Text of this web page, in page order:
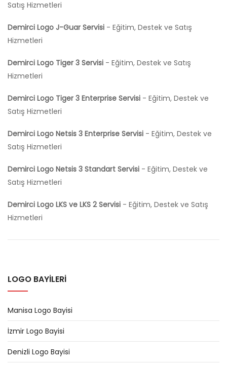
Satış Hizmetleri
Demirci Logo J-Guar Servisi - Eğitim, Destek ve Satış
Hizmetleri
Demirci Logo Tiger 3 Servisi - Eğitim, Destek ve Satış
Hizmetleri
Demirci Logo Tiger 3 Enterprise Servisi - Eğitim, Destek ve
Satış Hizmetleri
Demirci Logo Netsis 3 Enterprise Servisi - Eğitim, Destek ve
Satış Hizmetleri
Demirci Logo Netsis 3 Standart Servisi - Eğitim, Destek ve
Satış Hizmetleri
Demirci Logo LKS ve LKS 2 Servisi - Eğitim, Destek ve Satış
Hizmetleri
LOGO BAYİLERİ
Manisa Logo Bayisi
İzmir Logo Bayisi
Denizli Logo Bayisi